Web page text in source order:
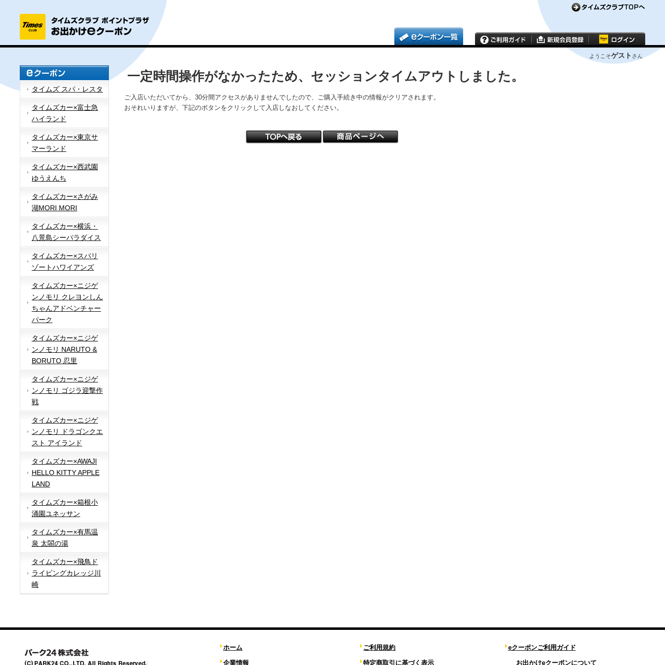
ようこそゲスト さん
タイムズ スパ・レスタ
タイムズカー×富士急
ハイランド
タイムズカー×東京サ
マーランド
タイムズカー×西武園
ゆうえんち
タイムズカー×さがみ
湖MORI MORI
タイムズカー×横浜・
八景島シーパラダイス
タイムズカー×スパリ
ゾートハワイアンズ
タイムズカー×ニジゲ
ンノモリ クレヨンしん
ちゃんアドベンチャー
パーク
タイムズカー×ニジゲ
ンノモリ NARUTO &
BORUTO 忍里
タイムズカー×ニジゲ
ンノモリ ゴジラ迎撃作
戦
タイムズカー×ニジゲ
ンノモリ ドラゴンクエ
スト アイランド
タイムズカー×AWAJI
HELLO KITTY APPLE
LAND
タイムズカー×箱根小
涌園ユネッサン
タイムズカー×有馬温
泉 太閤の湯
タイムズカー×飛鳥ド
ライビングカレッジ川
崎
一定時間操作がなかったため、セッションタイムアウトしました。
ご入店いただいてから、30分間アクセスがありませんでしたので、ご購入手続き中の情報がクリアされます。
おそれいりますが、下記のボタンをクリックして入店しなおしてください。
ホーム
企業情報
ご利用規約
特定商取引に基づく表示
eクーポンご利用ガイド
お出かけeクーポンについて